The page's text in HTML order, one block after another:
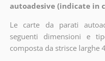
autoadesive (indicate in
Le carte da parati
seguenti dimensioni e
composta da strisce larghe